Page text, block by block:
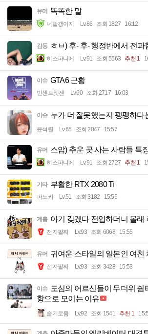
유머 똑똑한 말
너빨갱이지 Lv.86 조회 1827 16:12
감동 ㅎㅂ) 후- 후- 행정반에서 전파
히스파니에 Lv.91 조회 5563 추천 1
이슈 GTA6 근황
빈센트멧젠 Lv.60 조회 2717 16:03
이슈 누가 더 잘못했는지 팽팽하다
윤석렬 Lv.65 조회 2047 15:57
유머 스압) 추운 곳 사는 사람들 특
히스파니에 Lv.91 조회 2727 추천 1
기타 부활한 RTX 2080 Ti
파노키 Lv.51 조회 3182 15:55
계층 아기 갖겠다 전업하더니 몰래
전자팔찌 Lv.93 조회 6068 15:55
유머 귀여운 스타일의 일본인 여친
전자팔찌 Lv.93 조회 3428 15:53
이슈 도심의 어르신들이 무더위 쉼
항으로 모이는 이유
슬기로움 Lv.92 조회 1541 추천 1